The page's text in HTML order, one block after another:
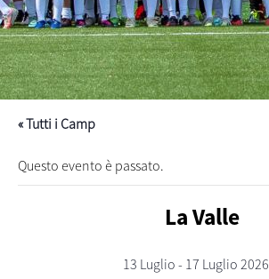
« Tutti i Camp
Questo evento è passato.
La Valle
13 Luglio - 17 Luglio 2026